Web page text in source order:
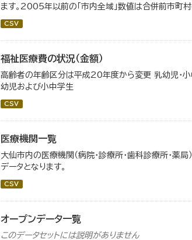
ます。2005年以前の「市内全域」数値は合併前市町
CSV
福祉医療費の状況（金額）
高齢者の年齢区分は平成20年度から変更 乳幼児・
幼児および小中学生
CSV
医療機関一覧
大仙市内の医療機関（病院・診療所・歯科診療所・薬
データとなります。
CSV
オープンデータ一覧
このデータセットには説明がありません